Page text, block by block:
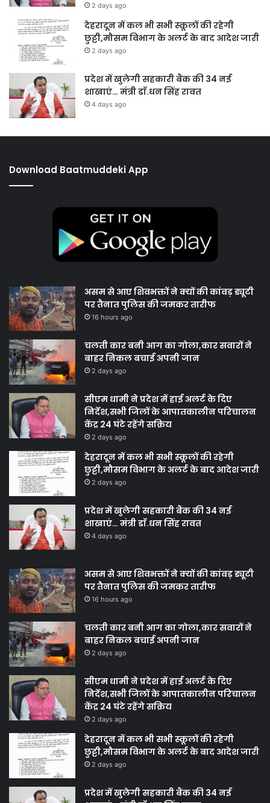
2 days ago
देहरादून में कल भी सभी स्कूलों की रहेगी
छुट्टी,मौसम विभाग के अलर्ट के बाद आदेश जारी
2 days ago
प्रदेश में खुलेगी सहकारी बैंक की 34 नई
शाखाएं… मंत्री डाॅ.धन सिंह रावत
4 days ago
Download Baatmuddeki App
असम से आए शिवभक्तों ने क्यों की कांवड़ ड्यूटी
पर तैनात पुलिस की जमकर तारीफ
16 hours ago
चलती कार बनी आग का गोला,कार सवारों ने
बाहर निकल बचाई अपनी जान
2 days ago
सीएम धामी ने प्रदेश में हाई अलर्ट के दिए
निर्देश,सभी जिलों के आपातकालीन परिचालन
केंद्र 24 घंटे रहेंगे सक्रिय
2 days ago
देहरादून में कल भी सभी स्कूलों की रहेगी
छुट्टी,मौसम विभाग के अलर्ट के बाद आदेश जारी
2 days ago
प्रदेश में खुलेगी सहकारी बैंक की 34 नई
शाखाएं… मंत्री डाॅ.धन सिंह रावत
4 days ago
असम से आए शिवभक्तों ने क्यों की कांवड़ ड्यूटी
पर तैनात पुलिस की जमकर तारीफ
16 hours ago
चलती कार बनी आग का गोला,कार सवारों ने
बाहर निकल बचाई अपनी जान
2 days ago
सीएम धामी ने प्रदेश में हाई अलर्ट के दिए
निर्देश,सभी जिलों के आपातकालीन परिचालन
केंद्र 24 घंटे रहेंगे सक्रिय
2 days ago
देहरादून में कल भी सभी स्कूलों की रहेगी
छुट्टी,मौसम विभाग के अलर्ट के बाद आदेश जारी
2 days ago
प्रदेश में खुलेगी सहकारी बैंक की 34 नई